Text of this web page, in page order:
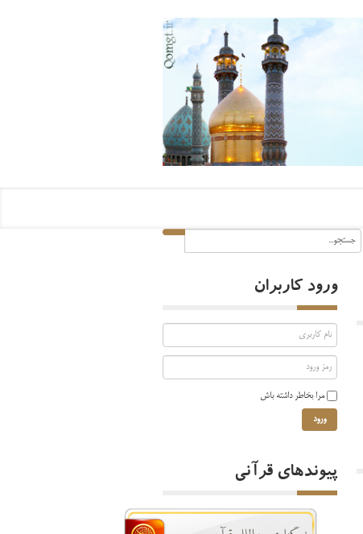
ورود کاربران
مرا بخاطر داشته باش
ورود
پیوندهای قرآنی